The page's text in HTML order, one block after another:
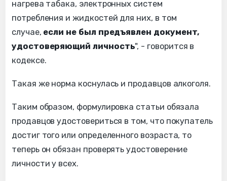
нагрева табака, электронных систем
потребления и жидкостей для них, в том
случае, если не был предъявлен документ,
удостоверяющий личность", - говорится в
кодексе.
Такая же норма коснулась и продавцов алкоголя.
Таким образом, формулировка статьи обязала
продавцов удостовериться в том, что покупатель
достиг того или определенного возраста, то
теперь он обязан проверять удостоверение
личности у всех.